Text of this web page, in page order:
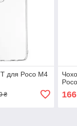
для Poco M4
₴ 166